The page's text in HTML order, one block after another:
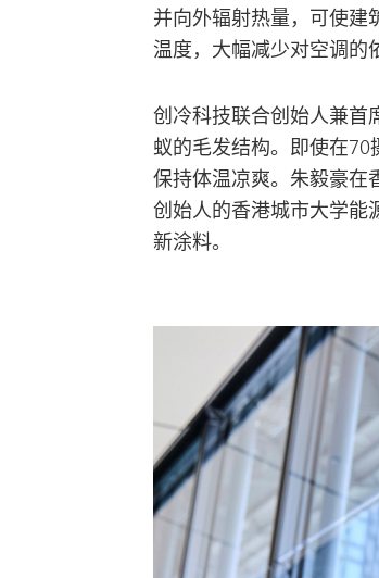
并向外辐射热量，可使建
温度，大幅减少对空调的
创冷科技联合创始人兼首
蚁的毛发结构。即使在
保持体温凉爽。朱毅豪在
创始人的香港城市大学能
新涂料。